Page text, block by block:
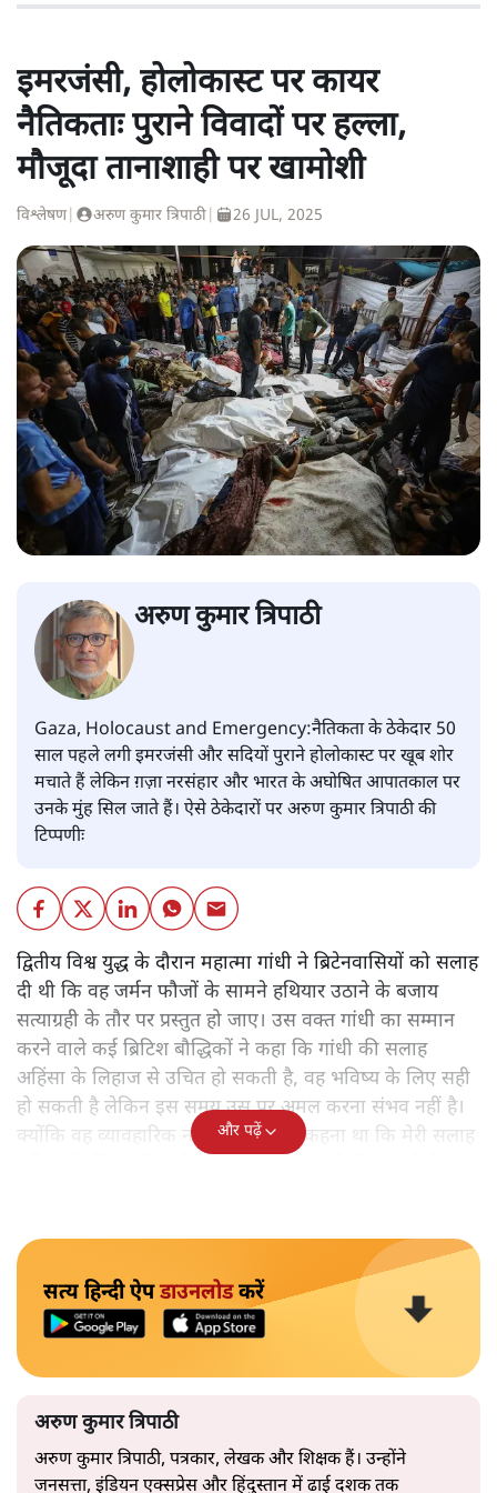
इमरजंसी, होलोकास्ट पर कायर
नैतिकताः पुराने विवादों पर हल्ला,
मौजूदा तानाशाही पर खामोशी
विश्लेषण| अरुण कुमार त्रिपाठी 26 JUL, 2025
अरुण कुमार त्रिपाठी
Gaza, Holocaust and Emergency:नैतिकता के ठेकेदार 50
साल पहले लगी इमरजंसी और सदियों पुराने होलोकास्ट पर खूब शोर
मचाते हैं लेकिन ग़ज़ा नरसंहार और भारत के अघोषित आपातकाल पर
उनके मुंह सिल जाते हैं। ऐसे ठेकेदारों पर अरुण कुमार त्रिपाठी की
टिप्पणीः
द्वितीय विश्व युद्ध के दौरान महात्मा गांधी ने ब्रिटेनवासियों को सलाह
दी थी कि वह जर्मन फौजों के सामने हथियार उठाने के बजाय
सत्याग्रही के तौर पर प्रस्तुत हो जाए। उस वक्त गांधी का सम्मान
करने वाले कई ब्रिटिश बौद्धिकों ने कहा कि गांधी की सलाह
अहिंसा के लिहाज से उचित हो सकती है, वह भविष्य के लिए सही
हो सकती है लेकिन इस समय उस पर अमल करना संभव नहीं है।
क्योंकि वह व्यावहारिक नहीं है। गांधी का कहना था कि मेरी सलाह
और पढ़ें
सत्य हिन्दी ऐपडाउनलोडकरें
अरुण कुमार त्रिपाठी
अरुण कुमार त्रिपाठी, पत्रकार, लेखक और शिक्षक हैं। उन्होंने
जनसत्ता, इंडियन एक्सप्रेस और हिंदुस्तान में ढाई दशक तक